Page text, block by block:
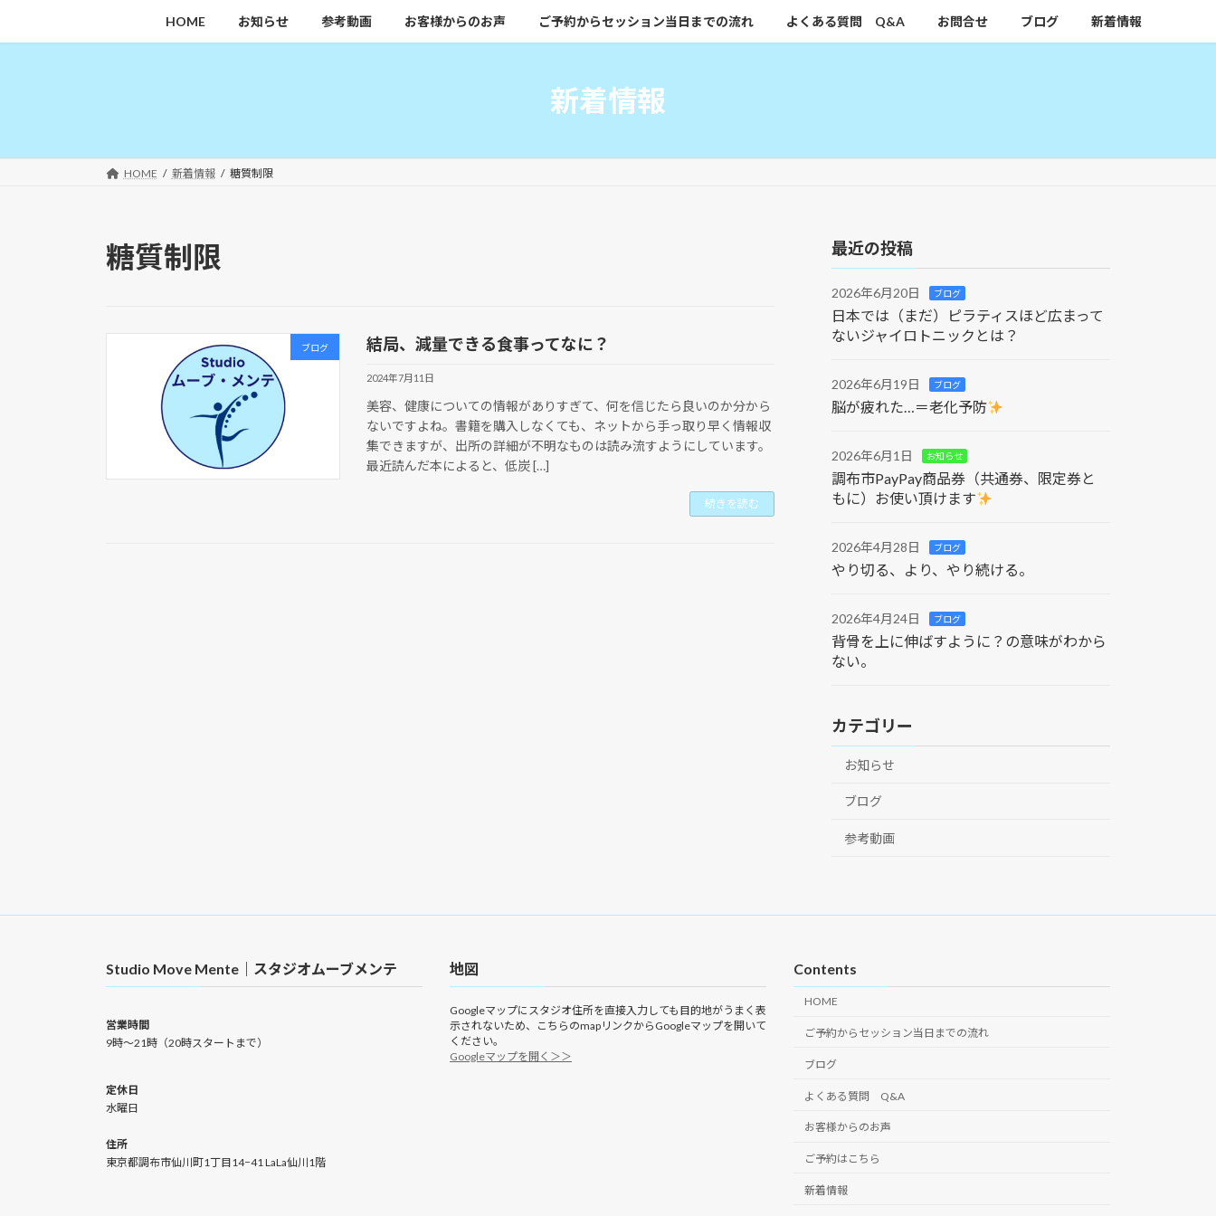
キ
に
HOME お知らせ 参考動画 お客様からのお声 ご予約からセッション当日までの流れ よくある質問 Q&A お問合せ ブログ 新着情報
新着情報
HOME 新着情報 糖質制限
糖質制限
ブログ 結局、減量できる食事ってなに？
2024年7月11日
美容、健康についての情報がありすぎて、何を信じたら良いのか分から
ないですよね。書籍を購入しなくても、ネットから手っ取り早く情報収
集できますが、出所の詳細が不明なものは読み流すようにしています。
最近読んだ本によると、低炭 […]
続きを読む
最近の投稿
2026年6月20日 ブログ
日本では（まだ）ピラティスほど広まって
ないジャイロトニックとは？
2026年6月19日 ブログ
脳が疲れた…＝老化予防
2026年6月1日 お知らせ
調布市PayPay商品券（共通券、限定券と
もに）お使い頂けます
2026年4月28日 ブログ
やり切る、より、やり続ける。
2026年4月24日 ブログ
背骨を上に伸ばすように？の意味がわから
ない。
カテゴリー
お知らせ
ブログ
参考動画
Studio Move Mente｜スタジオムーブメンテ
営業時間
9時〜21時（20時スタートまで）
定休日
水曜日
住所
東京都調布市仙川町1丁目14−41 LaLa仙川1階
地図
Googleマップにスタジオ住所を直接入力しても目的地がうまく表
示されないため、こちらのmapリンクからGoogleマップを開いて
ください。
Googleマップを開く＞＞
Contents
HOME
ご予約からセッション当日までの流れ
ブログ
よくある質問 Q&A
お客様からのお声
ご予約はこちら
新着情報